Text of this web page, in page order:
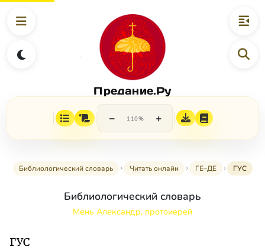
Предание.Ру
− 110% +
Библиологический словарь Читать онлайн ГЕ–ДЕ ГУС
Библиологический словарь
Мень Александр, протоиерей
ГУС